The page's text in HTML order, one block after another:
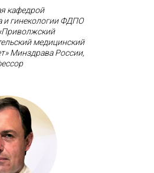
кафедрой
и гинекологии ФДПО
медицинский
Минздрава России,